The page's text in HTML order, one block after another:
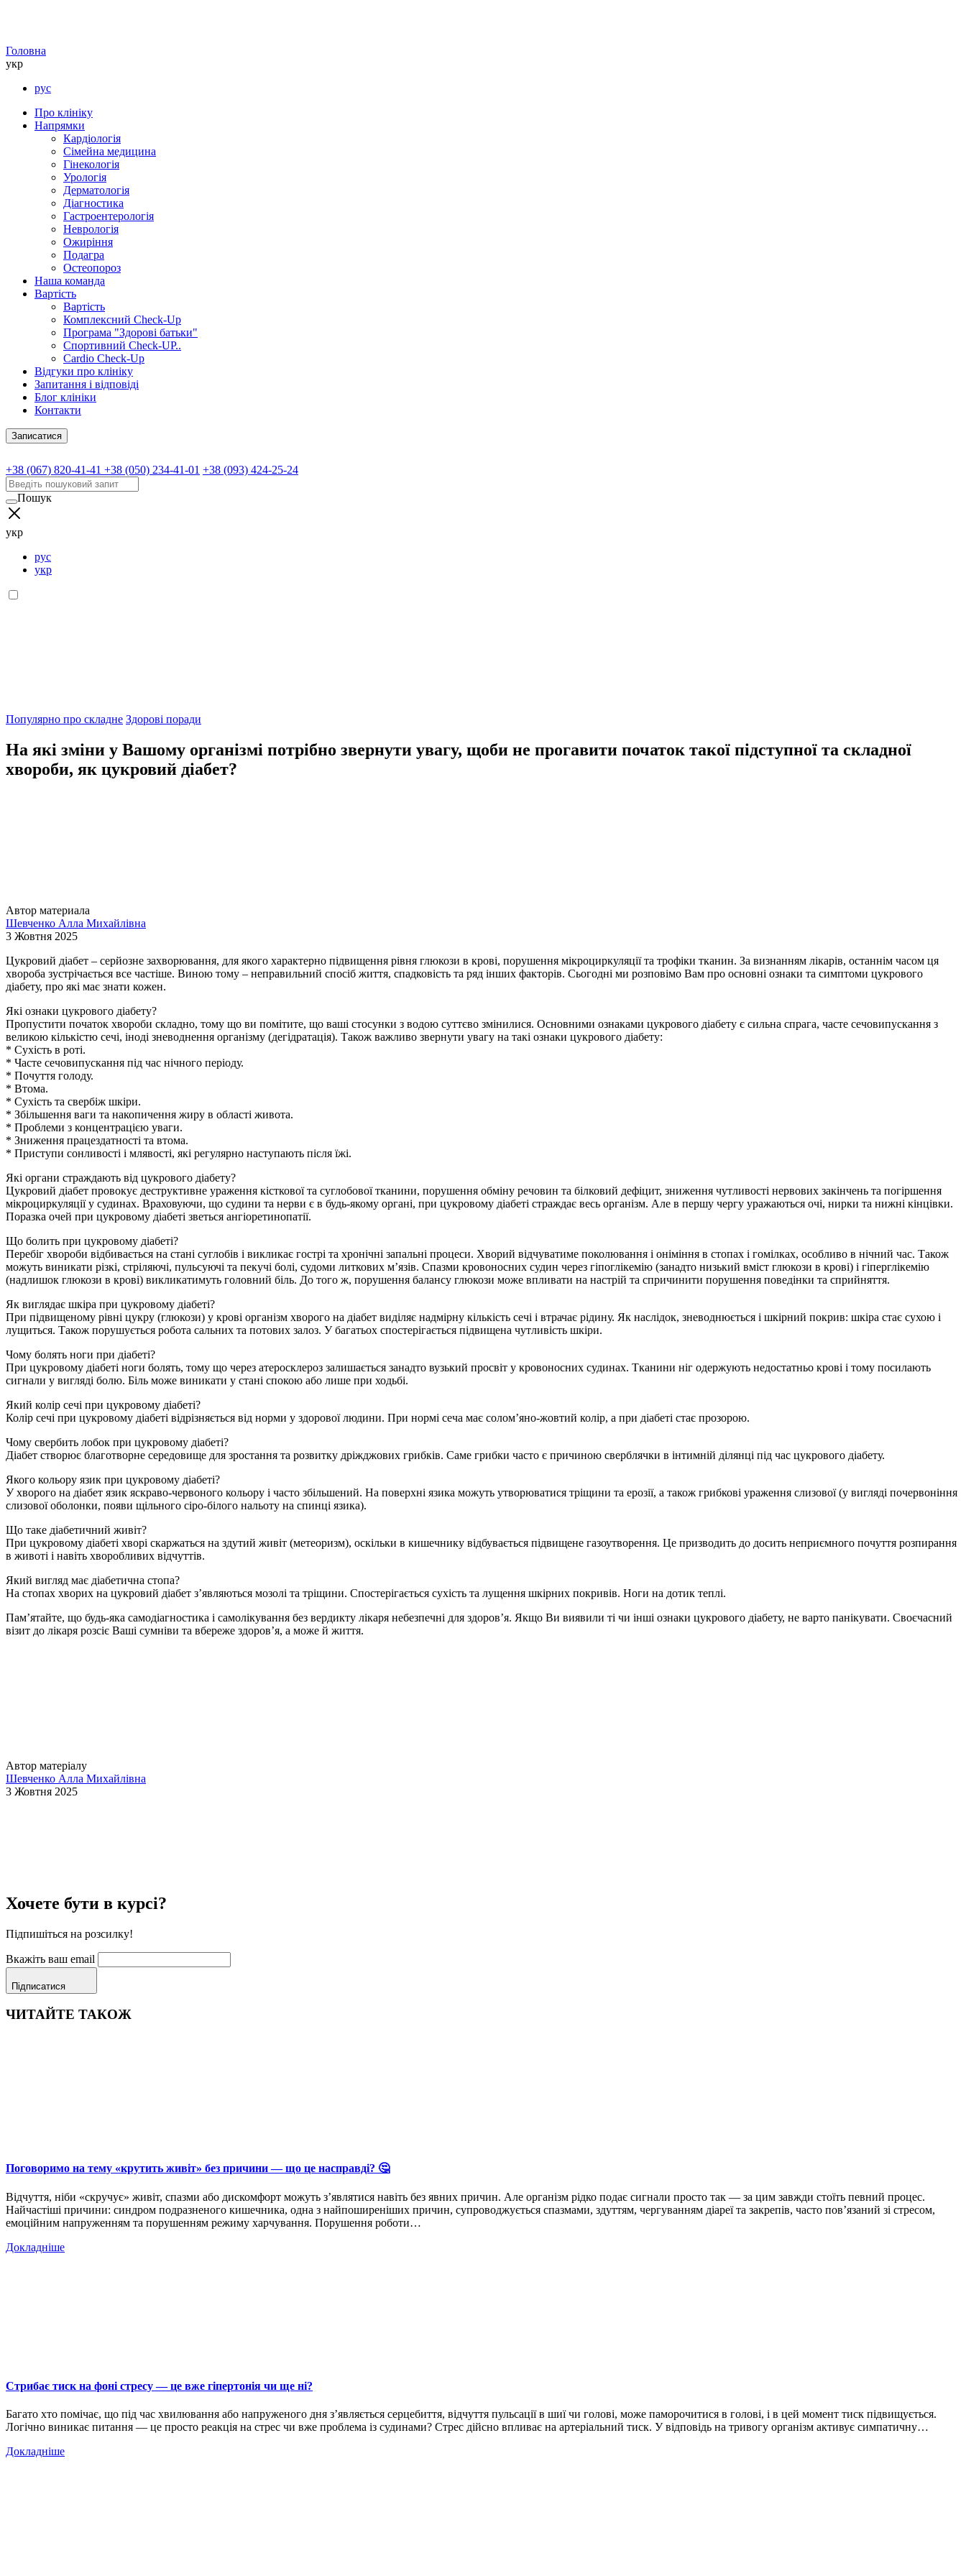
Головна
укр
рус
Про клініку
Напрямки
Кардіологія
Сімейна медицина
Гінекологія
Урологія
Дерматологія
Діагностика
Гастроентерологія
Неврологія
Ожиріння
Подагра
Остеопороз
Наша команда
Вартість
Вартість
Комплексний Check-Up
Програма "Здорові батьки"
Спортивний Check-UP..
Cardio Check-Up
Відгуки про клініку
Запитання і відповіді
Блог клініки
Контакти
Записатися
+38 (067) 820-41-41 +38 (050) 234-41-01 +38 (093) 424-25-24
Пошук
укр
рус
укр
Популярно про складне Здорові поради
На які зміни у Вашому організмі потрібно звернути увагу, щоби не прогавити початок такої підступної та складної
хвороби, як цукровий діабет?
Автор материала
Шевченко Алла Михайлівна
3 Жовтня 2025
Цукровий діабет – серйозне захворювання, для якого характерно підвищення рівня глюкози в крові, порушення мікроциркуляції та трофіки тканин. За визнанням лікарів, останнім часом ця
хвороба зустрічається все частіше. Виною тому – неправильний спосіб життя, спадковість та ряд інших факторів. Сьогодні ми розповімо Вам про основні ознаки та симптоми цукрового
діабету, про які має знати кожен.
Які ознаки цукрового діабету?
Пропустити початок хвороби складно, тому що ви помітите, що ваші стосунки з водою суттєво змінилися. Основними ознаками цукрового діабету є сильна спрага, часте сечовипускання з
великою кількістю сечі, іноді зневоднення організму (дегідратація). Також важливо звернути увагу на такі ознаки цукрового діабету:
* Сухість в роті.
* Часте сечовипускання під час нічного періоду.
* Почуття голоду.
* Втома.
* Сухість та свербіж шкіри.
* Збільшення ваги та накопичення жиру в області живота.
* Проблеми з концентрацією уваги.
* Зниження працездатності та втома.
* Приступи сонливості і млявості, які регулярно наступають після їжі.
Які органи страждають від цукрового діабету?
Цукровий діабет провокує деструктивне ураження кісткової та суглобової тканини, порушення обміну речовин та білковий дефіцит, зниження чутливості нервових закінчень та погіршення
мікроциркуляції у судинах. Враховуючи, що судини та нерви є в будь-якому органі, при цукровому діабеті страждає весь організм. Але в першу чергу уражаються очі, нирки та нижні кінцівки.
Поразка очей при цукровому діабеті зветься ангіоретинопатії.
Що болить при цукровому діабеті?
Перебіг хвороби відбивається на стані суглобів і викликає гострі та хронічні запальні процеси. Хворий відчуватиме поколювання і оніміння в стопах і гомілках, особливо в нічний час. Також
можуть виникати різкі, стріляючі, пульсуючі та пекучі болі, судоми литкових м’язів. Спазми кровоносних судин через гіпоглікемію (занадто низький вміст глюкози в крові) і гіперглікемію
(надлишок глюкози в крові) викликатимуть головний біль. До того ж, порушення балансу глюкози може впливати на настрій та спричинити порушення поведінки та сприйняття.
Як виглядає шкіра при цукровому діабеті?
При підвищеному рівні цукру (глюкози) у крові організм хворого на діабет виділяє надмірну кількість сечі і втрачає рідину. Як наслідок, зневоднюється і шкірний покрив: шкіра стає сухою і
лущиться. Також порушується робота сальних та потових залоз. У багатьох спостерігається підвищена чутливість шкіри.
Чому болять ноги при діабеті?
При цукровому діабеті ноги болять, тому що через атеросклероз залишається занадто вузький просвіт у кровоносних судинах. Тканини ніг одержують недостатньо крові і тому посилають
сигнали у вигляді болю. Біль може виникати у стані спокою або лише при ходьбі.
Який колір сечі при цукровому діабеті?
Колір сечі при цукровому діабеті відрізняється від норми у здорової людини. При нормі сеча має солом’яно-жовтий колір, а при діабеті стає прозорою.
Чому свербить лобок при цукровому діабеті?
Діабет створює благотворне середовище для зростання та розвитку дріжджових грибків. Саме грибки часто є причиною сверблячки в інтимній ділянці під час цукрового діабету.
Якого кольору язик при цукровому діабеті?
У хворого на діабет язик яскраво-червоного кольору і часто збільшений. На поверхні язика можуть утворюватися тріщини та ерозії, а також грибкові ураження слизової (у вигляді почервоніння
слизової оболонки, появи щільного сіро-білого нальоту на спинці язика).
Що таке діабетичний живіт?
При цукровому діабеті хворі скаржаться на здутий живіт (метеоризм), оскільки в кишечнику відбувається підвищене газоутворення. Це призводить до досить неприємного почуття розпирання
в животі і навіть хворобливих відчуттів.
Який вигляд має діабетична стопа?
На стопах хворих на цукровий діабет з’являються мозолі та тріщини. Спостерігається сухість та лущення шкірних покривів. Ноги на дотик теплі.
Пам’ятайте, що будь-яка самодіагностика і самолікування без вердикту лікаря небезпечні для здоров’я. Якщо Ви виявили ті чи інші ознаки цукрового діабету, не варто панікувати. Своєчасний
візит до лікаря розсіє Ваші сумніви та вбереже здоров’я, а може й життя.
Автор матеріалу
Шевченко Алла Михайлівна
3 Жовтня 2025
Хочете бути в курсі?
Підпишіться на розсилку!
Вкажіть ваш email
Підписатися
ЧИТАЙТЕ ТАКОЖ
Поговоримо на тему «крутить живіт» без причини — що це насправді? 🤔
Відчуття, ніби «скручує» живіт, спазми або дискомфорт можуть з’являтися навіть без явних причин. Але організм рідко подає сигнали просто так — за цим завжди стоїть певний процес.
Найчастіші причини: синдром подразненого кишечника, одна з найпоширеніших причин, супроводжується спазмами, здуттям, чергуванням діареї та закрепів, часто пов’язаний зі стресом,
емоційним напруженням та порушенням режиму харчування. Порушення роботи…
Докладніше
Стрибає тиск на фоні стресу — це вже гіпертонія чи ще ні?
Багато хто помічає, що під час хвилювання або напруженого дня з’являється серцебиття, відчуття пульсації в шиї чи голові, може паморочитися в голові, і в цей момент тиск підвищується.
Логічно виникає питання — це просто реакція на стрес чи вже проблема із судинами? Стрес дійсно впливає на артеріальний тиск. У відповідь на тривогу організм активує симпатичну…
Докладніше